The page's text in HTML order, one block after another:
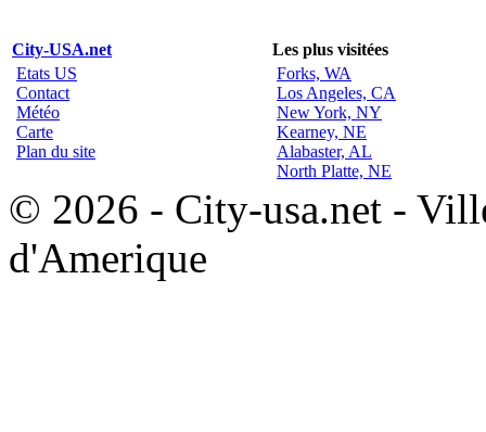
City-USA.net
Les plus visitées
Etats US
Contact
Météo
Carte
Plan du site
Forks, WA
Los Angeles, CA
New York, NY
Kearney, NE
Alabaster, AL
North Platte, NE
© 2026 - City-usa.net -
d'Amerique